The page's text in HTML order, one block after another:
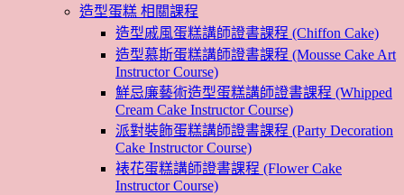
造型蛋糕 相關課程
造型戚風蛋糕講師證書課程 (Chiffon Cake)
造型慕斯蛋糕講師證書課程 (Mousse Cake Art
Instructor Course)
鮮忌廉藝術造型蛋糕講師證書課程 (Whipped
Cream Cake Instructor Course)
派對裝飾蛋糕講師證書課程 (Party Decoration
Cake Instructor Course)
裱花蛋糕講師證書課程 (Flower Cake
Instructor Course)